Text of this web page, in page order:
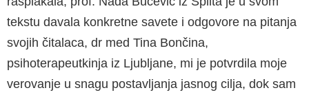
tekstu davala konkretne savete i odgovore na pitanja
svojih čitalaca, dr med Tina Bončina,
psihoterapeutkinja iz Ljubljane, mi je potvrdila moje
verovanje u snagu postavljanja jasnog cilja, dok sam